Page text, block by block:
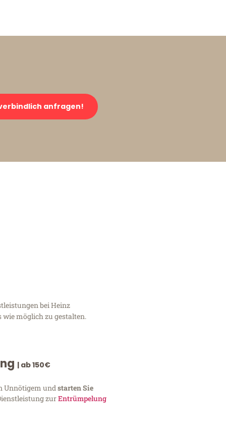
anfragen!
bei Heinz
wie möglich zu gestalten.
| ab 150€
Unnötigem undstarten Sie
zurEntrümpelung